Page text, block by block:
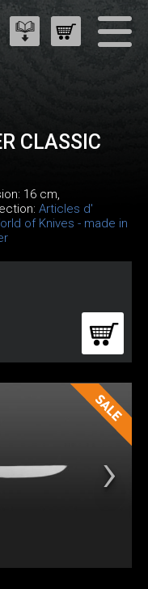
CLASSIC
16 cm,
Articles d'
of Knives - made in